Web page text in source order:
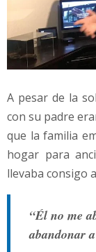
A pesar de la
con su padre
que la familia
hogar para
llevaba consigo
“Él no me
abandonar